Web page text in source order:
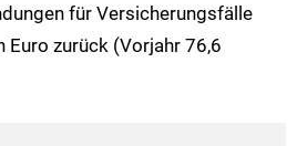
für Versicherungsfälle
Euro zurück (Vorjahr 76,6